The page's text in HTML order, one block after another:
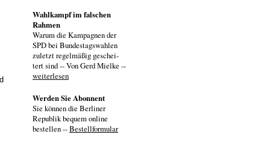
Wahlkampf im falschen
Rahmen
Warum die Kampagnen der
SPD bei Bundestagswahlen
zuletzt regelmäßig geschei-
tert sind -- Von Gerd Mielke --
weiterlesen
Werden Sie Abonnent
Sie können die Berliner
Republik bequem online
bestellen --Bestellformular